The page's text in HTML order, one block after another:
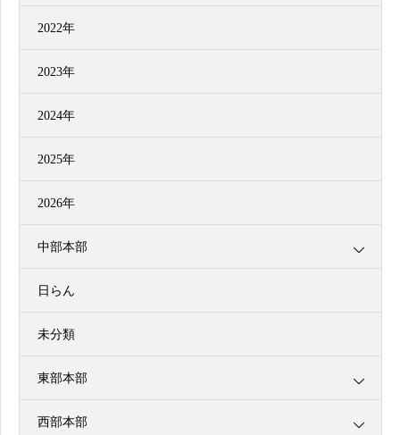
2022年
2023年
2024年
2025年
2026年
中部本部
日らん
未分類
東部本部
西部本部